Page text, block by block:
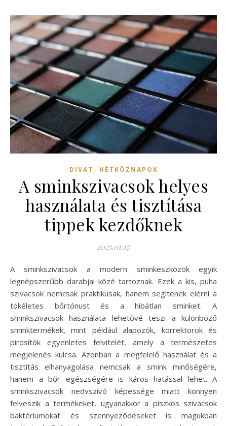
DIVAT , HÉTKÖZNAPOK
A sminkszivacsok helyes
használata és tisztítása
tippek kezdőknek
2025.01.17.
A sminkszivacsok a modern sminkeszközök egyik
legnépszerűbb darabjai közé tartoznak. Ezek a kis, puha
szivacsok nemcsak praktikusak, hanem segítenek elérni a
tökéletes bőrtónust és a hibátlan sminket. A
sminkszivacsok használata lehetővé teszi a különböző
sminktermékek, mint például alapozók, korrektorok és
pirosítók egyenletes felvitelét, amely a természetes
megjelenés kulcsa. Azonban a megfelelő használat és a
tisztítás elhanyagolása nemcsak a smink minőségére,
hanem a bőr egészségére is káros hatással lehet. A
sminkszivacsok nedvszívó képessége miatt könnyen
felveszik a termékeket, ugyanakkor a piszkos szivacsok
baktériumokat és szennyeződéseket is magukban